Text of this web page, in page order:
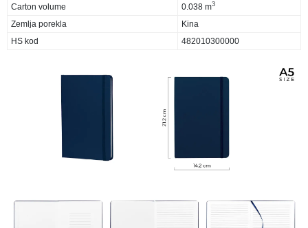
Carton volume
0.038 m3
Zemlja porekla
Kina
HS kod
482010300000